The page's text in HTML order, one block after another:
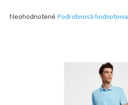
Priemerné
Neohodnotené Podrobnosti hodnotenia